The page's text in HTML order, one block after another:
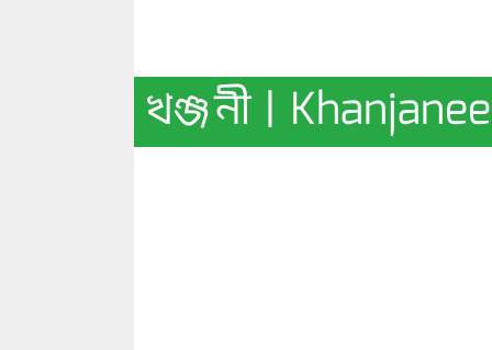
খঞ্জনী | Khanjanee